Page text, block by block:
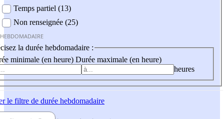
Temps partiel (13)
Non renseignée (25)
la durée hebdomadaire :
minimale (en heure) Durée maximale (en heure)
heures
le filtre de durée hebdomadaire